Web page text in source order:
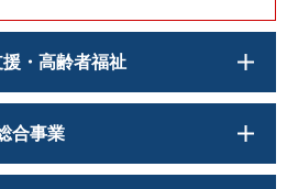
・高齢者福祉
合事業